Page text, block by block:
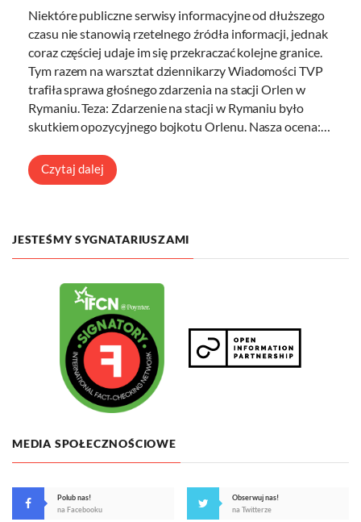
Niektóre publiczne serwisy informacyjne od dłuższego
czasu nie stanowią rzetelnego źródła informacji, jednak
coraz częściej udaje im się przekraczać kolejne granice.
Tym razem na warsztat dziennikarzy Wiadomości TVP
trafiła sprawa głośnego zdarzenia na stacji Orlen w
Rymaniu. Teza: Zdarzenie na stacji w Rymaniu było
skutkiem opozycyjnego bojkotu Orlenu. Nasza ocena:…
Czytaj dalej
JESTEŚMY SYGNATARIUSZAMI
MEDIA SPOŁECZNOŚCIOWE
Polub nas!
na Facebooku
Obserwuj nas!
na Twitterze